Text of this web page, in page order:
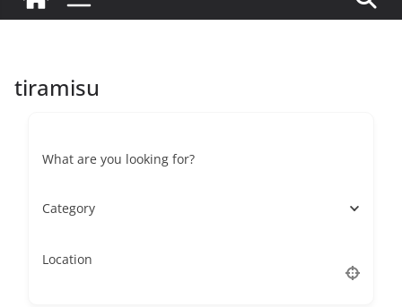
tiramisu
What are you looking for?
Category
Location